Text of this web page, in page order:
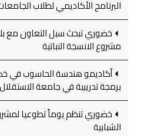
البرنامج الأكاديمي لطلاب
خضوري تبحث سبل التعاون مع
مشروع الانسجة النباتية
أكاديمو هندسة الحاسوب في
برمجة تدريبية في جامعة الاستقلال
خضوري تنظم يوماً تطوعيا
الشبابية